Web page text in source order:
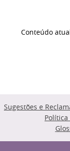
Conteúdo
Sugestões e